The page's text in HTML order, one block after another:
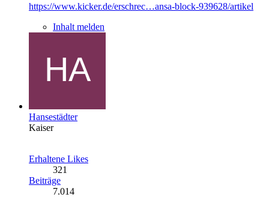
https://www.kicker.de/erschrec…ansa-block-939628/artikel
Inhalt melden
Hansestädter
Kaiser
Erhaltene Likes
321
Beiträge
7.014